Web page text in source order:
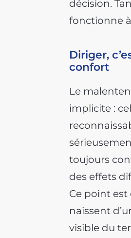
décision.
fonctionne à
Diriger,
confort
Le
implicite :
toujours
des effets
Ce point
naissent
visible du